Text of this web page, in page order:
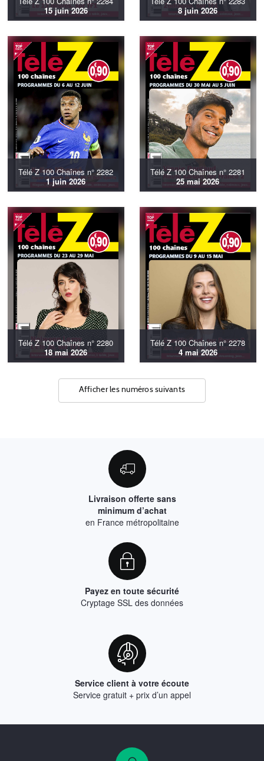
15 juin 2026
8 juin 2026
Télé Z 100 Chaînes n° 2282
1 juin 2026
Télé Z 100 Chaînes n° 2281
25 mai 2026
Télé Z 100 Chaînes n° 2280
18 mai 2026
Télé Z 100 Chaînes n° 2278
4 mai 2026
Afficher les numéros suivants
Livraison offerte sans
minimum d’achat
en France métropolitaine
Payez en toute sécurité
Cryptage SSL des données
Service client à votre écoute
Service gratuit + prix d’un appel